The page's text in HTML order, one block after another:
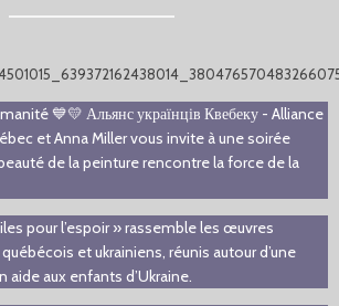
💙💛 Альянс українців Квебеку - Alliance
et Anna Miller vous invite à une soirée
de la peinture rencontre la force de la
pour l’espoir » rassemble les œuvres
et ukrainiens, réunis autour d’une
aide aux enfants d’Ukraine.